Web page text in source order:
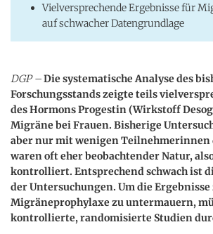
Vielversprechende Ergebnisse für
auf schwacher Datengrundlage
DGP –Die systematische Analyse des
Forschungsstands zeigte teils
des Hormons Progestin (Wirkstoff
Migräne bei Frauen. Bisherige
aber nur mit wenigen
waren oft eher beobachtender Natur,
kontrolliert. Entsprechend schwach ist
der Untersuchungen. Um die Ergebnisse
Migräneprophylaxe zu untermauern,
kontrollierte, randomisierte Studien